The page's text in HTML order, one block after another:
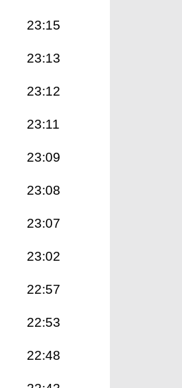
23:15
23:13
23:12
23:11
23:09
23:08
23:07
23:02
22:57
22:53
22:48